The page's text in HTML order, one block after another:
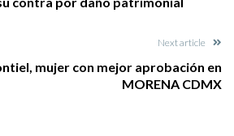
Next article
mujer con mejor aprobación en
MORENA CDMX